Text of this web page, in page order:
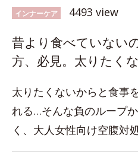
インナーケア 4493 view
昔より食べていない
方、必見。太りたく
太りたくないからと食事
れる…そんな負のループ
く、大人女性向け空腹対